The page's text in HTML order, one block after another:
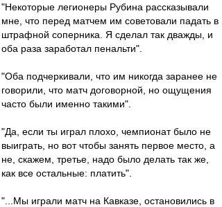
"Некоторые легионеры Рубина рассказывали
мне, что перед матчем им советовали падать в
штрафной соперника. Я сделал так дважды, и
оба раза заработал пенальти".
"Оба подчеркивали, что им никогда заранее не
говорили, что матч договорной, но ощущения
часто были именно такими".
"Да, если ты играл плохо, чемпионат было не
выиграть, но вот чтобы занять первое место, а
не, скажем, третье, надо было делать так же,
как все остальные: платить".
"...Мы играли матч на Кавказе, остановились в